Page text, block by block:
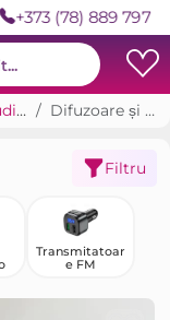
+373 (78) 889 797
Difuzoare și subwoofere
Filtru
Transmitatoar
e FM